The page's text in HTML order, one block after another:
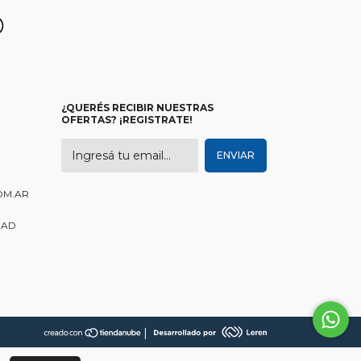
¿QUERÉS RECIBIR NUESTRAS
OFERTAS? ¡REGISTRATE!
|